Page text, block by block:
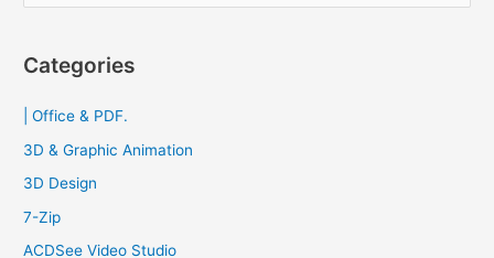
r
f
o
Categories
| Office & PDF.
3D & Graphic Animation
3D Design
7-Zip
ACDSee Video Studio